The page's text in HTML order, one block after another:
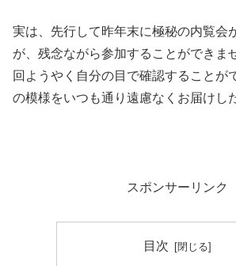
実は、先行して昨年末に極秘の内覧会
が、残念ながら参加することができま
回ようやく自分の目で確認することが
の模様をいつも通り遠慮なくお届けし
スポンサーリンク
目次